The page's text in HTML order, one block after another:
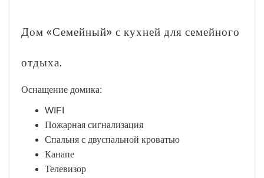
Дом «Семейный» с кухней для семейного
отдыха.
Оснащение домика:
WIFI
Пожарная сигнализация
Спальня с двуспальной кроватью
Канапе
Телевизор